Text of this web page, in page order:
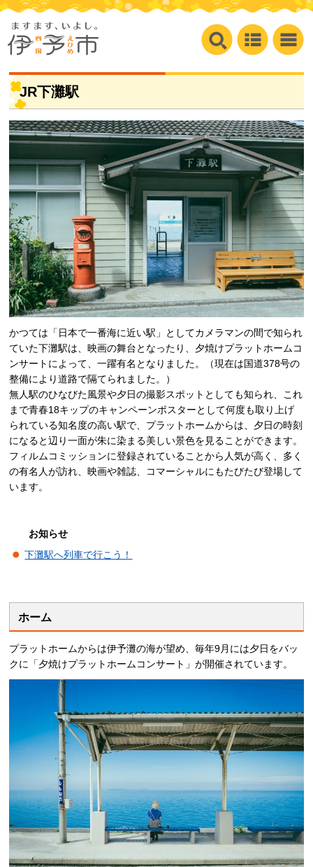
JR下灘駅
かつては「日本で一番海に近い駅」としてカメラマンの間で知られ
ていた下灘駅は、映画の舞台となったり、夕焼けプラットホームコ
ンサートによって、一躍有名となりました。（現在は国道378号の
整備により道路で隔てられました。）
無人駅のひなびた風景や夕日の撮影スポットとしても知られ、これ
まで青春18キップのキャンペーンポスターとして何度も取り上げ
られている知名度の高い駅で、プラットホームからは、夕日の時刻
になると辺り一面が朱に染まる美しい景色を見ることができます。
フィルムコミッションに登録されていることから人気が高く、多く
の有名人が訪れ、映画や雑誌、コマーシャルにもたびたび登場して
います。
お知らせ
下灘駅へ列車で行こう！
ホーム
プラットホームからは伊予灘の海が望め、毎年9月には夕日をバッ
クに「夕焼けプラットホームコンサート」が開催されています。